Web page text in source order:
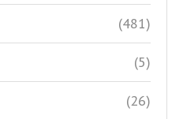
(481)
(5)
(26)